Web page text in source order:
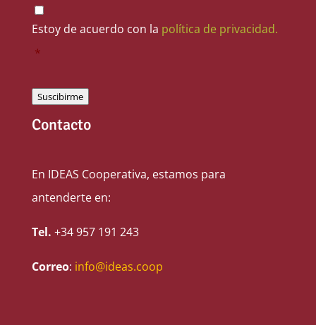
Consentimiento
Estoy de acuerdo con la política de privacidad.
*
Suscibirme
Contacto
En IDEAS Cooperativa, estamos para
antenderte en:
Tel. +34 957 191 243
Correo: info@ideas.coop